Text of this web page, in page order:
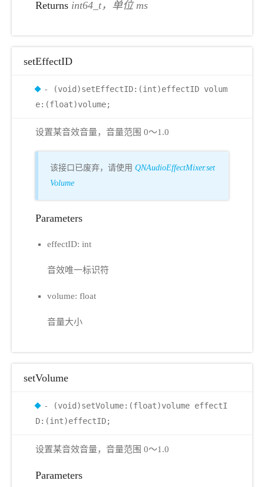
Returns int64_t，单位 ms
setEffectID
- (void)setEffectID:(int)effectID volum
e:(float)volume;
设置某音效音量，音量范围 0～1.0
该接口已废弃，请使用 QNAudioEffectMixer.set
Volume
Parameters
effectID: int
音效唯一标识符
volume: float
音量大小
setVolume
- (void)setVolume:(float)volume effectI
D:(int)effectID;
设置某音效音量，音量范围 0～1.0
Parameters